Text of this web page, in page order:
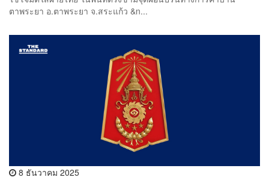
ตาพระยา อ.ตาพระยา จ.สระแก้ว &n...
8 ธันวาคม 2025